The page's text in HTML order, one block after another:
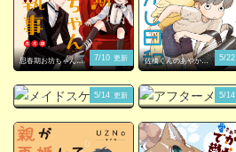
思春期お坊ちゃんと
万能執事
7/10 更新
佐橋くんのあやかし
日和
5/22
メイドスケーター 5/14 更新 アフターメルヘン 5/14